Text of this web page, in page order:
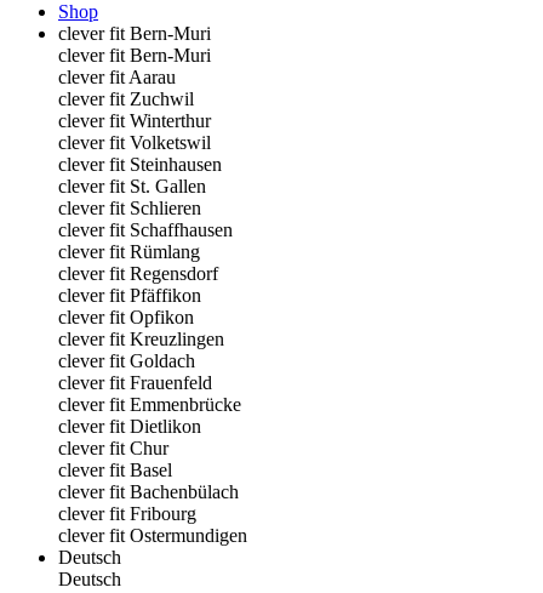
Shop
clever fit Bern-Muri
clever fit Bern-Muri
clever fit Aarau
clever fit Zuchwil
clever fit Winterthur
clever fit Volketswil
clever fit Steinhausen
clever fit St. Gallen
clever fit Schlieren
clever fit Schaffhausen
clever fit Rümlang
clever fit Regensdorf
clever fit Pfäffikon
clever fit Opfikon
clever fit Kreuzlingen
clever fit Goldach
clever fit Frauenfeld
clever fit Emmenbrücke
clever fit Dietlikon
clever fit Chur
clever fit Basel
clever fit Bachenbülach
clever fit Fribourg
clever fit Ostermundigen
Deutsch
Deutsch